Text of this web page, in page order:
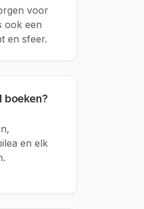
voor
ook een
en sfeer.
boeken?
en elk